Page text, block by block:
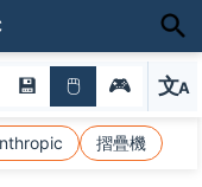
💾 🖱 🎮 文A
選
摺疊機